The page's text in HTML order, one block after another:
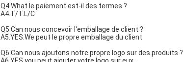
Q4.What le paiement est-il des termes ?
A4.T/T.L/C
Q5.Can nous concevoir l'emballage de client ?
A5.YES.We peut le propre emballage du client
Q6.Can nous ajoutons notre propre logo sur des produits ?